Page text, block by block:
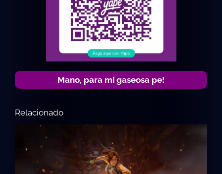
Mano, para mi gaseosa pe!
Relacionado